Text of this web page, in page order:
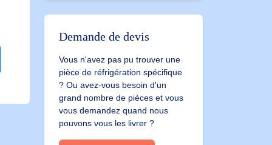
Demande de devis
Vous n'avez pas pu trouver une
pièce de réfrigération spécifique
? Ou avez-vous besoin d'un
grand nombre de pièces et vous
vous demandez quand nous
pouvons vous les livrer ?